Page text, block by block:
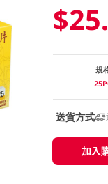
規
送貨方式
加入